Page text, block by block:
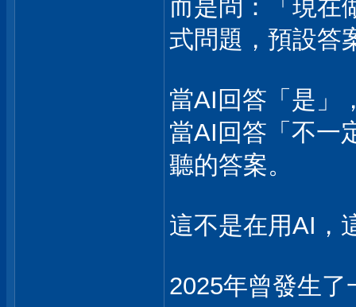
而是問：「現在
式問題，預設答
當AI回答「是」
當AI回答「不一
聽的答案。
這不是在用AI，
2025年曾發生